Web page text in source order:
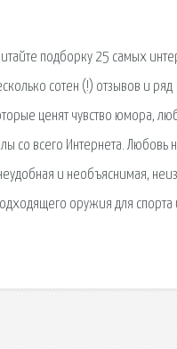
подборку 25 самых
сотен (!) отзывов и ряд
ценят чувство юмора,
со всего Интернета. Любовь
и необъяснимая,
оружия для спорта